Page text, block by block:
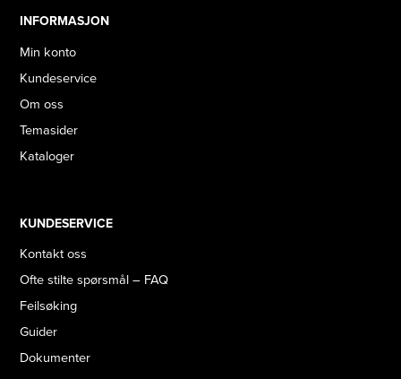
INFORMASJON
Min konto
Kundeservice
Om oss
Temasider
Kataloger
KUNDESERVICE
Kontakt oss
Ofte stilte spørsmål – FAQ
Feilsøking
Guider
Dokumenter